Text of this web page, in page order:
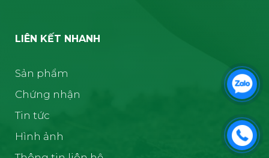
LIÊN KẾT NHANH
Sản phẩm
Chứng nhận
Tin tức
Hình ảnh